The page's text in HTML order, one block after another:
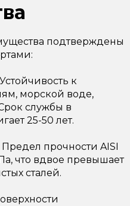
подтверждены
к
морской воде,
службы в
25-50 лет.
прочности AISI
что вдвое превышает
сталей.